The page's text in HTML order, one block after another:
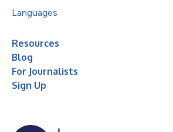
Languages
Resources
Blog
For Journalists
Sign Up